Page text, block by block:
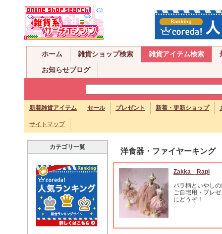
ホーム 雑貨ショップ検索 雑貨アイテム検索
お知らせブログ
新着雑貨アイテム セール プレゼント 新着・更新ショップ
サイトマップ
カテゴリ一覧 洋食器・ファイヤーキング
Zakka Rapi
バラ柄といやし
ご自宅用・プレ
にどうぞ！